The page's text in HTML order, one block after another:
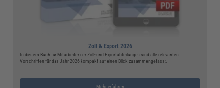
Zoll & Export 2026
In diesem Buch für Mitarbeiter der Zoll- und Exportabteilungen sind alle relevanten
Vorschriften für das Jahr 2026 kompakt auf einen Blick zusammengefasst.
Mehr erfahren